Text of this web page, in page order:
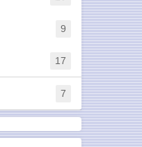
9
17
7